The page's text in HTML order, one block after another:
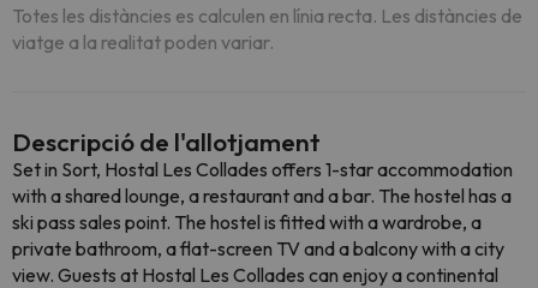
Totes les distàncies es calculen en línia recta. Les distàncies de
viatge a la realitat poden variar.
Descripció de l'allotjament
Set in Sort, Hostal Les Collades offers 1-star accommodation
with a shared lounge, a restaurant and a bar. The hostel has a
ski pass sales point. The hostel is fitted with a wardrobe, a
private bathroom, a flat-screen TV and a balcony with a city
view. Guests at Hostal Les Collades can enjoy a continental